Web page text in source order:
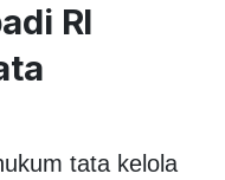
RI
tata kelola